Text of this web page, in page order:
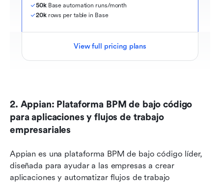
50k Base automation runs/month
20k rows per table in Base
View full pricing plans
2. Appian: Plataforma BPM de bajo código
para aplicaciones y flujos de trabajo
empresariales
Appian es una plataforma BPM de bajo código líder,
diseñada para ayudar a las empresas a crear
aplicaciones y automatizar flujos de trabajo